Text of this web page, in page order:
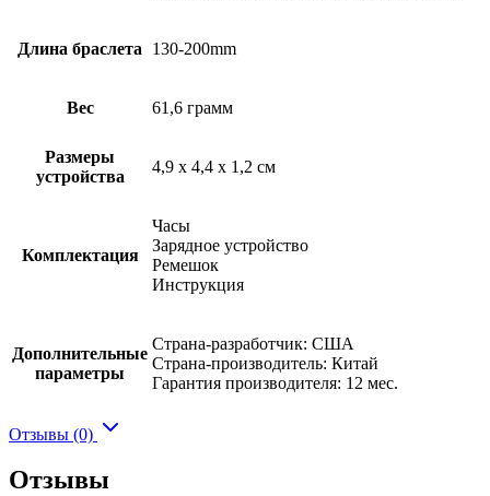
Длина браслета 130-200mm
Вес 61,6 грамм
Размеры
устройства
4,9 x 4,4 x 1,2 см
Комплектация
Часы
Зарядное устройство
Ремешок
Инструкция
Дополнительные
параметры
Страна-разработчик: США
Страна-производитель: Китай
Гарантия производителя: 12 мес.
Отзывы (0)
Отзывы